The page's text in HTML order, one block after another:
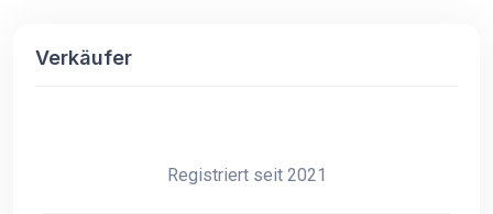
Verkäufer
Registriert seit 2021